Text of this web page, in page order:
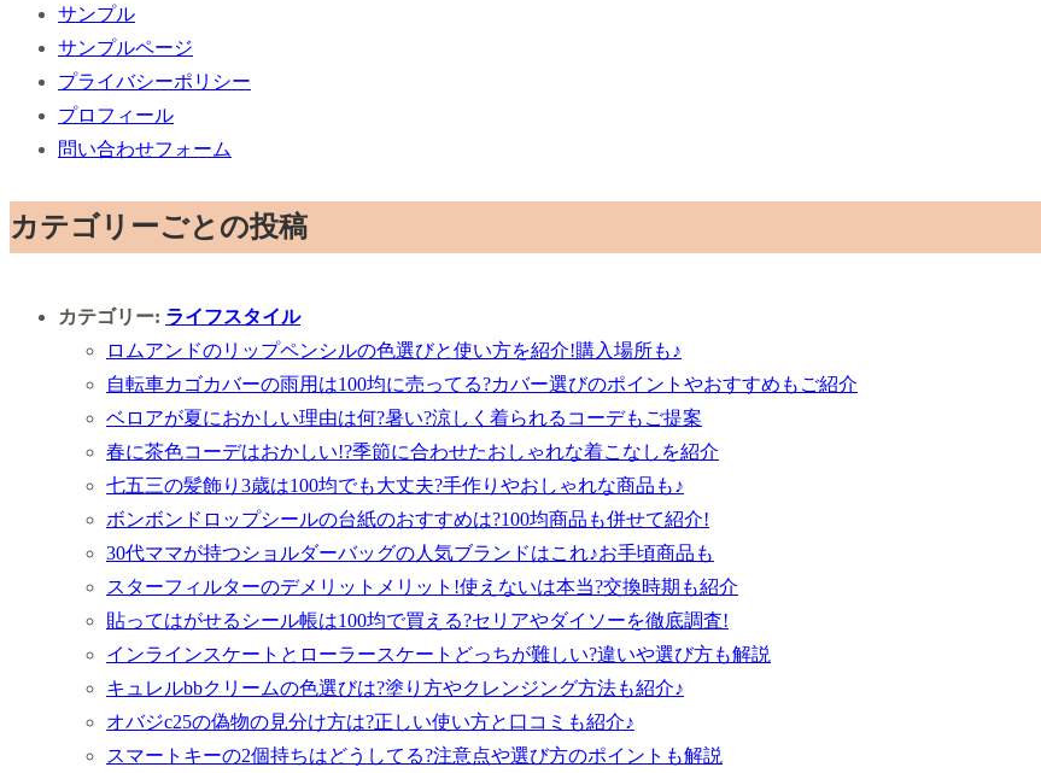
サンプル
サンプルページ
プライバシーポリシー
プロフィール
問い合わせフォーム
カテゴリーごとの投稿
カテゴリー: ライフスタイル
ロムアンドのリップペンシルの色選びと使い方を紹介!購入場所も♪
自転車カゴカバーの雨用は100均に売ってる?カバー選びのポイントやおすすめもご紹介
ベロアが夏におかしい理由は何?暑い?涼しく着られるコーデもご提案
春に茶色コーデはおかしい!?季節に合わせたおしゃれな着こなしを紹介
七五三の髪飾り3歳は100均でも大丈夫?手作りやおしゃれな商品も♪
ボンボンドロップシールの台紙のおすすめは?100均商品も併せて紹介!
30代ママが持つショルダーバッグの人気ブランドはこれ♪お手頃商品も
スターフィルターのデメリットメリット!使えないは本当?交換時期も紹介
貼ってはがせるシール帳は100均で買える?セリアやダイソーを徹底調査!
インラインスケートとローラースケートどっちが難しい?違いや選び方も解説
キュレルbbクリームの色選びは?塗り方やクレンジング方法も紹介♪
オバジc25の偽物の見分け方は?正しい使い方と口コミも紹介♪
スマートキーの2個持ちはどうしてる?注意点や選び方のポイントも解説